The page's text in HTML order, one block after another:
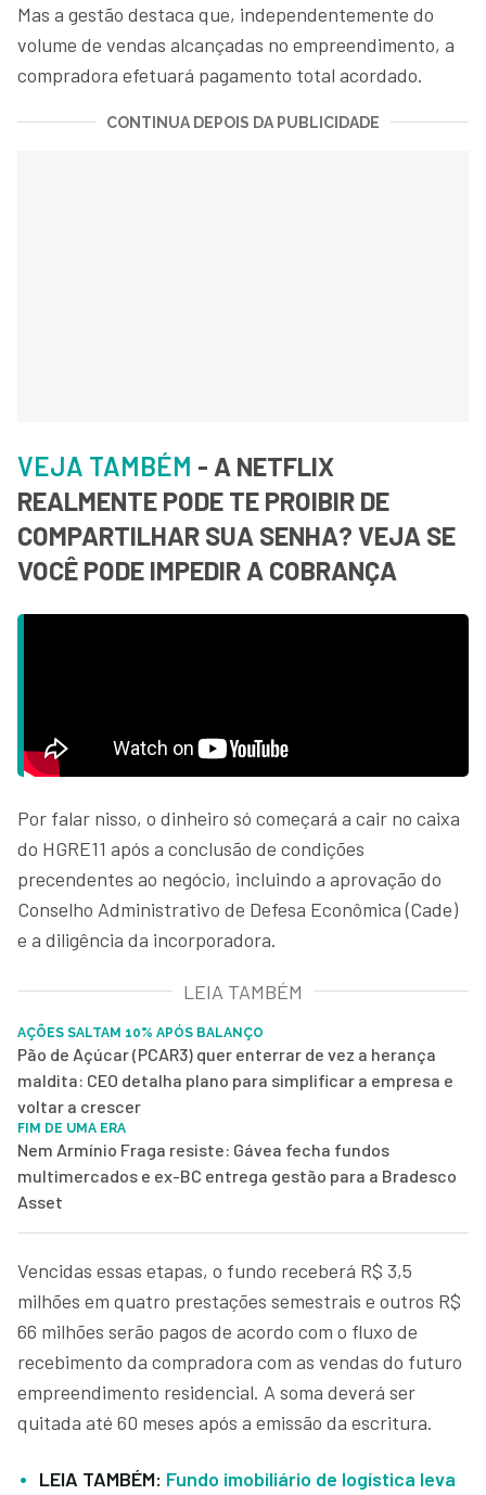
Mas a gestão destaca que, independentemente do
volume de vendas alcançadas no empreendimento, a
compradora efetuará pagamento total acordado.
CONTINUA DEPOIS DA PUBLICIDADE
VEJA TAMBÉM - A NETFLIX
REALMENTE PODE TE PROIBIR DE
COMPARTILHAR SUA SENHA? VEJA SE
VOCÊ PODE IMPEDIR A COBRANÇA
Por falar nisso, o dinheiro só começará a cair no caixa
do HGRE11 após a conclusão de condições
precendentes ao negócio, incluindo a aprovação do
Conselho Administrativo de Defesa Econômica (Cade)
e a diligência da incorporadora.
LEIA TAMBÉM
AÇÕES SALTAM 10% APÓS BALANÇO
Pão de Açúcar (PCAR3) quer enterrar de vez a herança
maldita: CEO detalha plano para simplificar a empresa e
voltar a crescer
FIM DE UMA ERA
Nem Armínio Fraga resiste: Gávea fecha fundos
multimercados e ex-BC entrega gestão para a Bradesco
Asset
Vencidas essas etapas, o fundo receberá R$ 3,5
milhões em quatro prestações semestrais e outros R$
66 milhões serão pagos de acordo com o fluxo de
recebimento da compradora com as vendas do futuro
empreendimento residencial. A soma deverá ser
quitada até 60 meses após a emissão da escritura.
LEIA TAMBÉM: Fundo imobiliário de logística leva